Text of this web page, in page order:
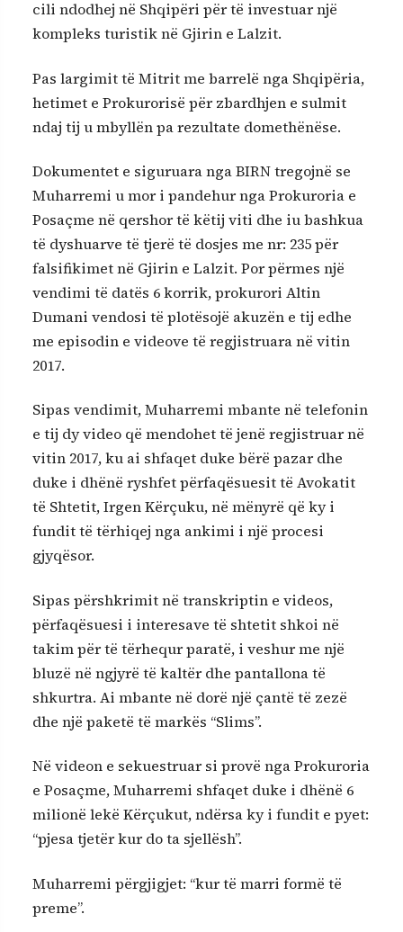
cili ndodhej në Shqipëri për të investuar një
kompleks turistik në Gjirin e Lalzit.
Pas largimit të Mitrit me barrelë nga Shqipëria,
hetimet e Prokurorisë për zbardhjen e sulmit
ndaj tij u mbyllën pa rezultate domethënëse.
Dokumentet e siguruara nga BIRN tregojnë se
Muharremi u mor i pandehur nga Prokuroria e
Posaçme në qershor të këtij viti dhe iu bashkua
të dyshuarve të tjerë të dosjes me nr: 235 për
falsifikimet në Gjirin e Lalzit. Por përmes një
vendimi të datës 6 korrik, prokurori Altin
Dumani vendosi të plotësojë akuzën e tij edhe
me episodin e videove të regjistruara në vitin
2017.
Sipas vendimit, Muharremi mbante në telefonin
e tij dy video që mendohet të jenë regjistruar në
vitin 2017, ku ai shfaqet duke bërë pazar dhe
duke i dhënë ryshfet përfaqësuesit të Avokatit
të Shtetit, Irgen Kërçuku, në mënyrë që ky i
fundit të tërhiqej nga ankimi i një procesi
gjyqësor.
Sipas përshkrimit në transkriptin e videos,
përfaqësuesi i interesave të shtetit shkoi në
takim për të tërhequr paratë, i veshur me një
bluzë në ngjyrë të kaltër dhe pantallona të
shkurtra. Ai mbante në dorë një çantë të zezë
dhe një paketë të markës “Slims”.
Në videon e sekuestruar si provë nga Prokuroria
e Posaçme, Muharremi shfaqet duke i dhënë 6
milionë lekë Kërçukut, ndërsa ky i fundit e pyet:
“pjesa tjetër kur do ta sjellësh”.
Muharremi përgjigjet: “kur të marri formë të
preme”.